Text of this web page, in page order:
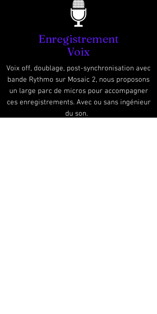
Enregistrement
Voix
Voix off, doublage, post-synchronisation avec
bande Rythmo sur Mosaic 2, nous proposons
un large parc de micros pour accompagner
ces enregistrements. Avec ou sans ingénieur
du son.